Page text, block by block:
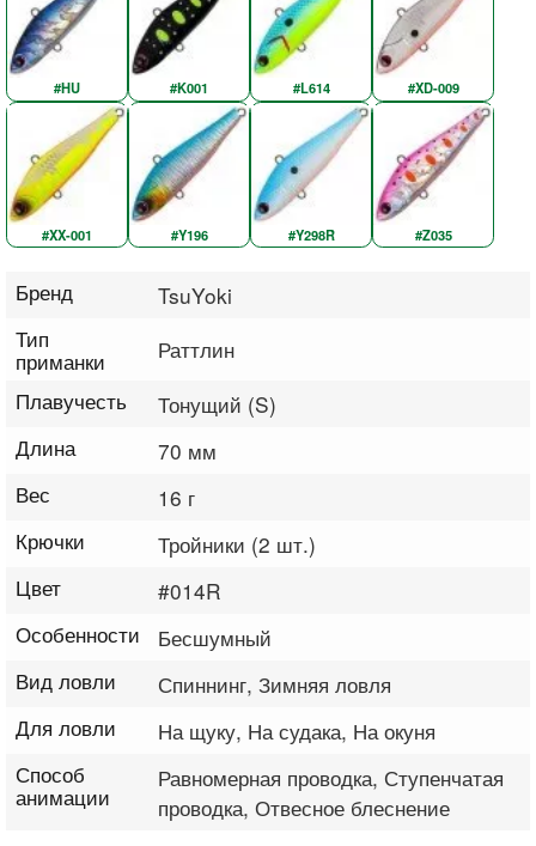
#HU #K001 #L614 #XD-009
#XX-001 #Y196 #Y298R #Z035
Бренд
TsuYoki
Тип
приманки
Раттлин
Плавучесть
Тонущий (S)
Длина
70 мм
Вес
16 г
Крючки
Тройники (2 шт.)
Цвет
#014R
Особенности
Бесшумный
Вид ловли
Спиннинг, Зимняя ловля
Для ловли
На щуку, На судака, На окуня
Способ
анимации
Равномерная проводка, Ступенчатая
проводка, Отвесное блеснение